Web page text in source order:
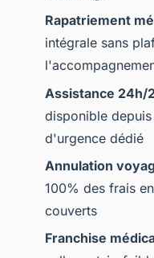
Rapatriement
intégrale sans
Assistance 24h/
disponible
d'urgence dédié
Annulation
100% des frais
couverts
Franchise